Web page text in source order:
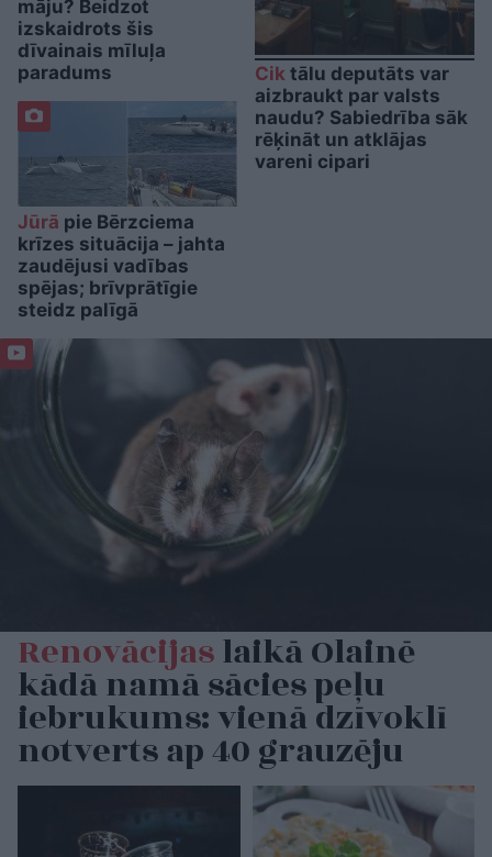
māju? Beidzot
izskaidrots šis
dīvainais mīluļa
paradums
Jūrā pie Bērzciema
krīzes situācija – jahta
zaudējusi vadības
spējas; brīvprātīgie
steidz palīgā
Cik tālu deputāts var
aizbraukt par valsts
naudu? Sabiedrība sāk
rēķināt un atklājas
vareni cipari
Renovācijaslaikā Olainē
kādā namā sācies peļu
iebrukums: vienā dzīvoklī
notverts ap 40 grauzēju